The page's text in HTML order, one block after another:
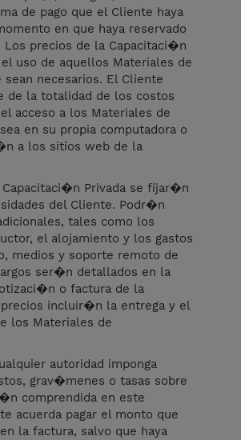
de pago que el Cliente haya
en que haya reservado
Los precios de la Capacitaci�n
uso de aquellos Materiales de
necesarios. El Cliente
de la totalidad de los costos
acceso a los Materiales de
en su propia computadora o
a los sitios web de la
Privada se fijar�n
del Cliente. Podr�n
tales como los
el alojamiento y los gastos
medios y soporte remoto de
ser�n detallados en la
o factura de la
incluir�n la entrega y el
los Materiales de
autoridad imponga
grav�menes o tasas sobre
comprendida en este
acuerda pagar el monto que
la factura, salvo que haya